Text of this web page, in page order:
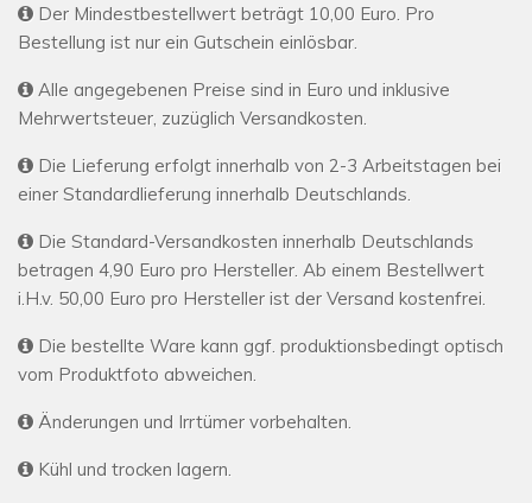
Der Mindestbestellwert beträgt 10,00 Euro. Pro
Bestellung ist nur ein Gutschein einlösbar.
Alle angegebenen Preise sind in Euro und inklusive
Mehrwertsteuer, zuzüglich Versandkosten.
Die Lieferung erfolgt innerhalb von 2-3 Arbeitstagen bei
einer Standardlieferung innerhalb Deutschlands.
Die Standard-Versandkosten innerhalb Deutschlands
betragen 4,90 Euro pro Hersteller. Ab einem Bestellwert
i.H.v. 50,00 Euro pro Hersteller ist der Versand kostenfrei.
Die bestellte Ware kann ggf. produktionsbedingt optisch
vom Produktfoto abweichen.
Änderungen und Irrtümer vorbehalten.
Kühl und trocken lagern.